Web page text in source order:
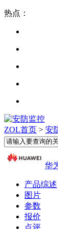
热点：
ZOL首页 > 安
华
产品综述
图片
参数
报价
点评